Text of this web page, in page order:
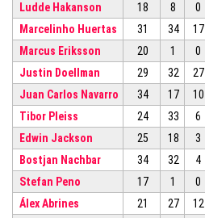
Ludde Hakanson
18 8 0
Marcelinho Huertas
31 34 17
Marcus Eriksson
20 1 0
Justin Doellman
29 32 27
Juan Carlos Navarro
34 17 10
Tibor Pleiss
24 33 6
Edwin Jackson
25 18 3
Bostjan Nachbar
34 32 4
Stefan Peno
17 1 0
Álex Abrines
21 27 12